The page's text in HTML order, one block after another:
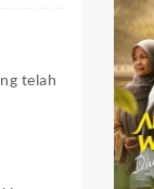
telah